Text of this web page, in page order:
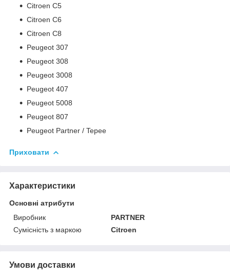
Citroen C5
Citroen C6
Citroen C8
Peugeot 307
Peugeot 308
Peugeot 3008
Peugeot 407
Peugeot 5008
Peugeot 807
Peugeot Partner / Tepee
Приховати
Характеристики
Основні атрибути
Виробник
PARTNER
Сумісність з маркою
Citroen
Умови доставки